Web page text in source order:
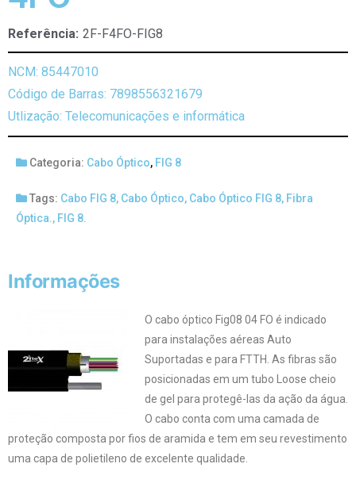
Referência: 2F-F4FO-FIG8
NCM: 85447010
Código de Barras: 7898556321679
Utlização: Telecomunicações e informática
Categoria: Cabo Óptico, FIG 8
Tags: Cabo FIG 8, Cabo Óptico, Cabo Óptico FIG 8, Fibra
Óptica., FIG 8.
Informações
O cabo óptico Fig08 04 FO é indicado
para instalações aéreas Auto
Suportadas e para FTTH. As fibras são
posicionadas em um tubo Loose cheio
de gel para protegê-las da ação da água.
O cabo conta com uma camada de
proteção composta por fios de aramida e tem em seu revestimento
uma capa de polietileno de excelente qualidade.